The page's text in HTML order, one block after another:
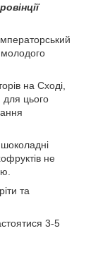
молодого
на Сході,
для цього
не
та
3-5